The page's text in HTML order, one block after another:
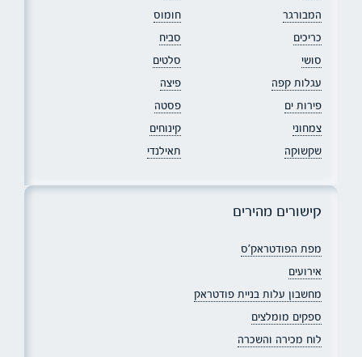
המבורגר
חומוס
כריכים
סביח
סושי
סלטים
עגלות קפה
פיצה
פירות ים
פסטה
צמחוני
קינוחים
שקשוקה
תאילנדי
קישורים מהירים
מפת הפודטראק׳ס
אירועים
מחשבון עלות בניית פודטראק
ספקים מומלצים
לוח מכירה והשכרה